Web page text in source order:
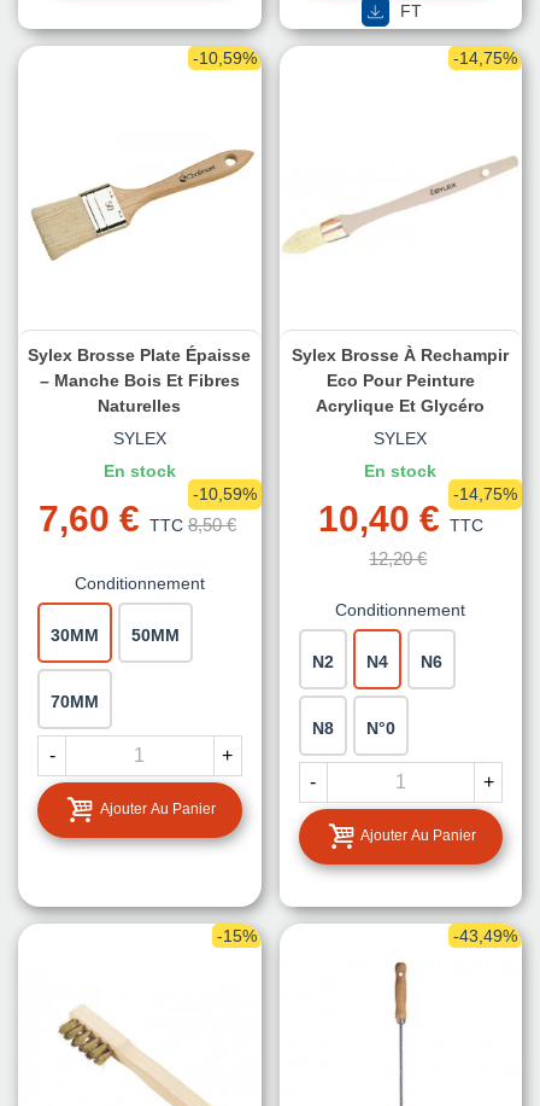
FT
-10,59%
Sylex Brosse Plate Épaisse
– Manche Bois Et Fibres
Naturelles
SYLEX
En stock
7,60 € TTC 8,50 €
-10,59%
Conditionnement
30MM 50MM
70MM
- +
Ajouter Au Panier
-14,75%
Sylex Brosse À Rechampir
Eco Pour Peinture
Acrylique Et Glycéro
SYLEX
En stock
10,40 € TTC
12,20 €
-14,75%
Conditionnement
N2 N4 N6
N8 N°0
- +
Ajouter Au Panier
-15% -43,49%